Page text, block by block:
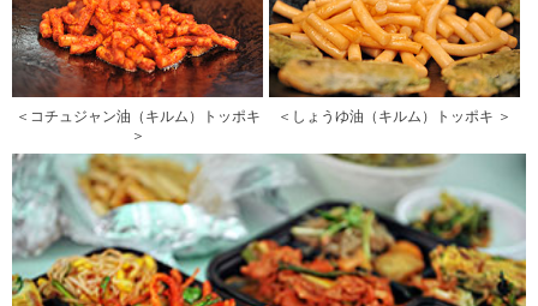
＜コチュジャン油（キルム）トッポキ
＞
＜しょうゆ油（キルム）トッポキ ＞